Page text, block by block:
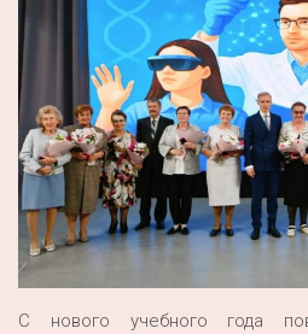
С нового учебного года